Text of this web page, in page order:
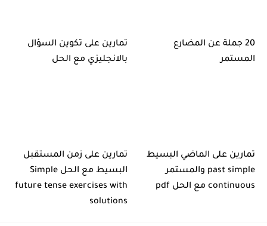
20 جملة عن المضارع
المستمر
تمارين على تكوين السؤال
بالانجليزي مع الحل
تمارين على الماضي البسيط
past simple والمستمر
continuous مع الحل pdf
تمارين على زمن المستقبل
البسيط مع الحل Simple
future tense exercises with
solutions